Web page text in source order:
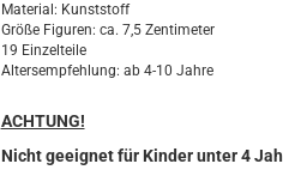
Material: Kunststoff
Größe Figuren: ca. 7,5 Zentimeter
19 Einzelteile
Altersempfehlung: ab 4-10 Jahre
ACHTUNG!
Nicht geeignet für Kinder unter 4